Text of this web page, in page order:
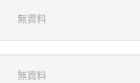
無資料
無資料